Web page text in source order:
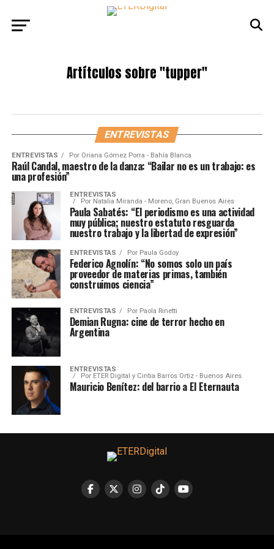
Artítculos sobre"tupper"
ENTREVISTAS
ENTREVISTAS Por Oriana Gómez Porra - Bahía Blanca
Raúl Candal, maestro de la danza: “Bailar no es un trabajo: es
una profesión”
ENTREVISTAS
Por Natalia Miranda - Moreno, Gran Buenos Aires
Paula Sabatés: “El periodismo es una actividad
muy pública; nuestro estatuto resguarda
nuestro trabajo y la libertad de expresión”
ENTREVISTAS Por Paula Godoy
Federico Agnolín: “No somos solo un país
proveedor de materias primas, también
construimos ciencia”
ENTREVISTAS Por Paola Rinetti
Demian Rugna: cine de terror hecho en
Argentina
ENTREVISTAS
Por ETER Digital y Cintia Barros Ortiz - Buenos Aires
Mauricio Benítez: del barrio a El Eternauta